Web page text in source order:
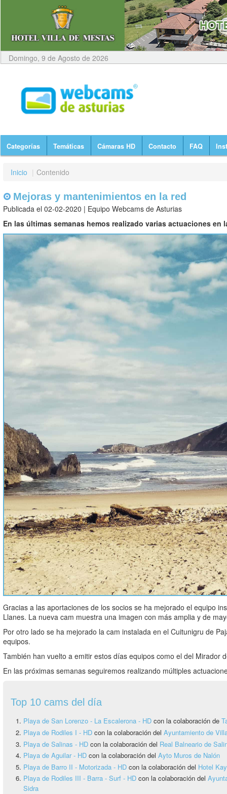
Domingo, 9 de Agosto de 2026
Categorías Temáticas Cámaras HD Contacto FAQ
Inicio | Contenido
Mejoras y mantenimientos en la red
Publicada el 02-02-2020 | Equipo Webcams de Asturias
En las últimas semanas hemos realizado varias actuaciones en
Gracias a las aportaciones de los socios se ha mejorado el equipo
Llanes. La nueva cam muestra una imagen con más amplia y de
Por otro lado se ha mejorado la cam instalada en el Cuitunigru de
equipos.
También han vuelto a emitir estos días equipos como el del Mirador
En las próximas semanas seguiremos realizando múltiples
Top 10 cams del día
Playa de San Lorenzo - La Escalerona - HD con la colaboración de
Playa de Rodiles I - HD con la colaboración del Ayuntamiento de
Playa de Salinas - HD con la colaboración del Real Balneario de
Playa de Aguilar - HD con la colaboración del Ayto Muros de Nalón
Playa de Barro II - Motorizada - HD con la colaboración del Hotel
Playa de Rodiles III - Barra - Surf - HD con la colaboración del
Sidra